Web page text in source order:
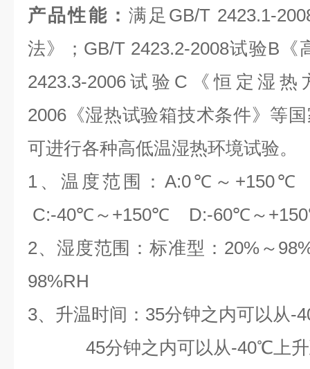
产品性能： 满足GB/T 2423.1-
法》；GB/T 2423.2-2008试验B《
2423.3-2006试验C《恒定湿热
2006《湿热试验箱技术条件》等
可进行各种高低温湿热环境试验。
1、温度范围：A:0℃～
C:-40℃～+150℃ D:-60℃～
2、湿度范围：标准型：20%～
98%RH
3、升温时间：35分钟之内可以从
45分钟之内可以从-40℃上升